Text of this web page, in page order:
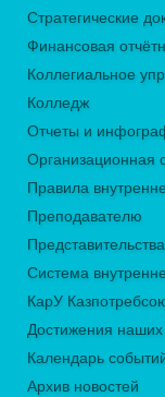
Стратегические
Финансовая
Коллегиальное
Колледж
Отчеты и
Организационная
Правила
Преподавателю
Представительства
Система
КарУ
Достижения наших
Календарь
Архив новостей